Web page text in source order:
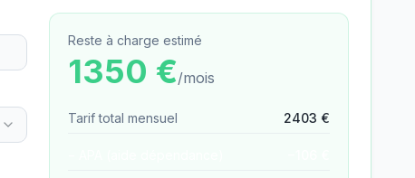
Reste à charge estimé
1350 €/mois
Tarif total mensuel 2403 €